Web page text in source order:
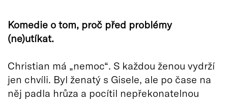
Komedie o tom, proč před problémy
(ne)utíkat.
Christian má „nemoc“. S každou ženou vydrží
jen chvíli. Byl ženatý s Gisele, ale po čase na
něj padla hrůza a pocítil nepřekonatelnou